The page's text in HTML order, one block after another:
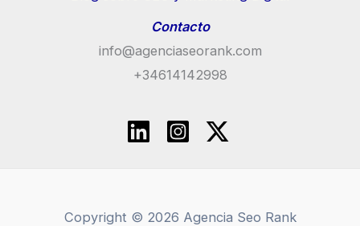
Contacto
info@agenciaseorank.com
+34614142998
Copyright © 2026 Agencia Seo Rank